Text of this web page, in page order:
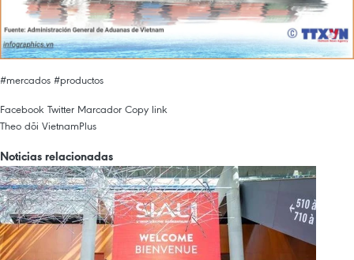
#mercados #productos
Facebook Twitter Marcador Copy link
Theo dõi VietnamPlus
Noticias relacionadas